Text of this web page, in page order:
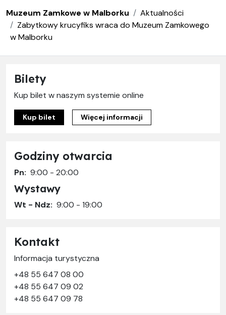
Muzeum Zamkowe w Malborku
Aktualności
Zabytkowy krucyfiks wraca do Muzeum Zamkowego
w Malborku
Bilety
Kup bilet w naszym systemie online
Kup bilet Więcej informacji
Godziny otwarcia
Pn: 9:00 - 20:00
Wystawy
Wt - Ndz: 9:00 - 19:00
Kontakt
Informacja turystyczna
+48 55 647 08 00
+48 55 647 09 02
+48 55 647 09 78